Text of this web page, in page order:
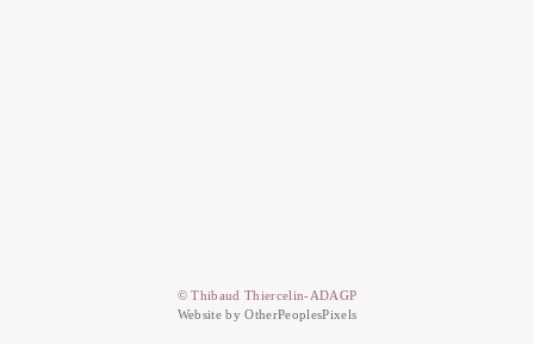
© Thibaud Thiercelin-ADAGP
Website by OtherPeoplesPixels